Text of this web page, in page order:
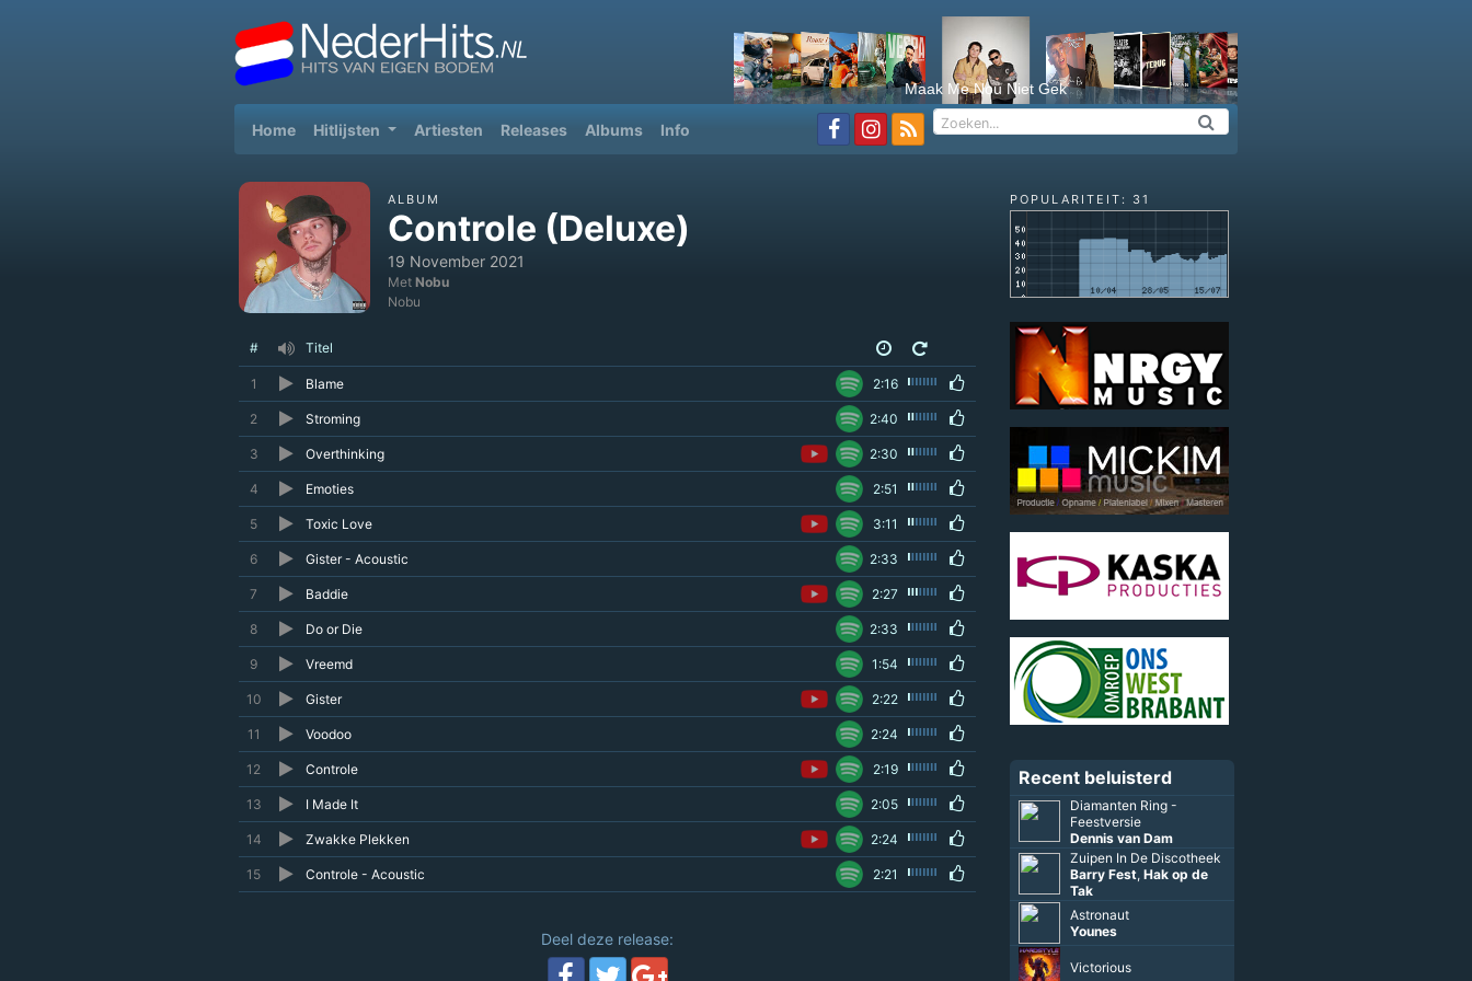
Maak Me Nou Niet Gek
Home(current)
Hitlijsten Artiesten Releases Albums Info
ALBUM
Controle (Deluxe)
19 November 2021
Met Nobu
Nobu
# Titel
1 Blame 2:16
2 Stroming 2:40
3 Overthinking 2:30
4 Emoties 2:51
5 Toxic Love 3:11
6 Gister - Acoustic 2:33
7 Baddie 2:27
8 Do or Die 2:33
9 Vreemd 1:54
10 Gister 2:22
11 Voodoo 2:24
12 Controle 2:19
13 I Made It 2:05
14 Zwakke Plekken 2:24
15 Controle - Acoustic 2:21
Deel deze release:
POPULARITEIT: 31
Recent beluisterd
Diamanten Ring -
Feestversie
Dennis van Dam
Zuipen In De Discotheek
Barry Fest, Hak op de
Tak
Astronaut
Younes
Victorious